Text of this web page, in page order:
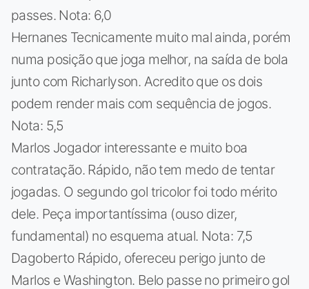
passes. Nota: 6,0
Hernanes Tecnicamente muito mal ainda, porém
numa posição que joga melhor, na saída de bola
junto com Richarlyson. Acredito que os dois
podem render mais com sequência de jogos.
Nota: 5,5
Marlos Jogador interessante e muito boa
contratação. Rápido, não tem medo de tentar
jogadas. O segundo gol tricolor foi todo mérito
dele. Peça importantíssima (ouso dizer,
fundamental) no esquema atual. Nota: 7,5
Dagoberto Rápido, ofereceu perigo junto de
Marlos e Washington. Belo passe no primeiro gol